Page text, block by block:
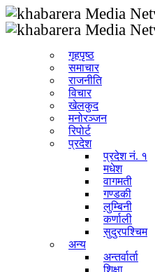
गृहपृष्ठ
समाचार
राजनीति
विचार
खेलकुद
मनोरञ्जन
रिपोर्ट
प्रदेश
प्रदेश नं. १
मधेश
वागमती
गण्डकी
लुम्बिनी
कर्णाली
सुदुरपश्चिम
अन्य
अन्तर्वार्ता
शिक्षा